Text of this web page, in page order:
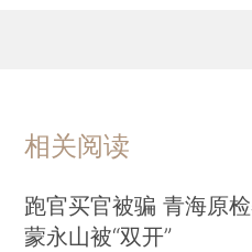
相关阅读
跑官买官被骗 青海原
蒙永山被“双开”